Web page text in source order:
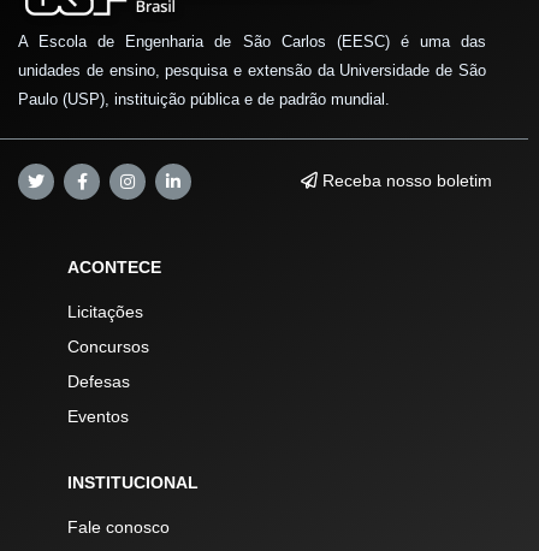
A Escola de Engenharia de São Carlos (EESC) é uma das
unidades de ensino, pesquisa e extensão da Universidade de São
Paulo (USP), instituição pública e de padrão mundial.
Receba nosso boletim
ACONTECE
Licitações
Concursos
Defesas
Eventos
INSTITUCIONAL
Fale conosco